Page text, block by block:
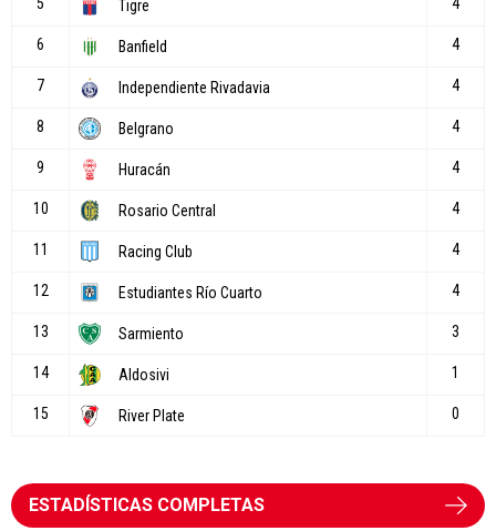
ESTADÍSTICAS COMPLETAS